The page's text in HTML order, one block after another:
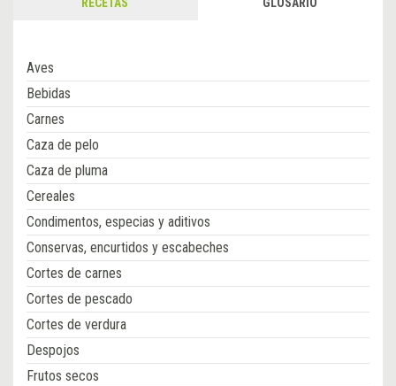
Aves
Bebidas
Carnes
Caza de pelo
Caza de pluma
Cereales
Condimentos, especias y aditivos
Conservas, encurtidos y escabeches
Cortes de carnes
Cortes de pescado
Cortes de verdura
Despojos
Frutos secos